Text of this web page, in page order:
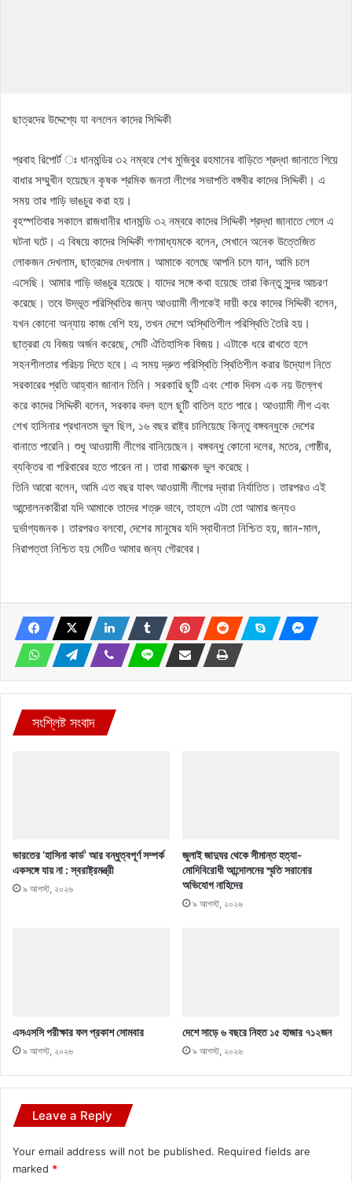
ছাত্রদের উদ্দেশ্যে যা বললেন কাদের সিদ্দিকী
প্রবাহ রিপোর্ট ঃ ধানমন্ডির ৩২ নম্বরে শেখ মুজিবুর রহমানের বাড়িতে শ্রদ্ধা জানাতে গিয়ে
বাধার সম্মুখীন হয়েছেন কৃষক শ্রমিক জনতা লীগের সভাপতি বঙ্গবীর কাদের সিদ্দিকী। এ
সময় তার গাড়ি ভাঙচুর করা হয়।
বৃহস্পতিবার সকালে রাজধানীর ধানমন্ডি ৩২ নম্বরে কাদের সিদ্দিকী শ্রদ্ধা জানাতে গেলে এ
ঘটনা ঘটে। এ বিষয়ে কাদের সিদ্দিকী গণমাধ্যমকে বলেন, সেখানে অনেক উত্তেজিত
লোকজন দেখলাম, ছাত্রদের দেখলাম। আমাকে বলেছে আপনি চলে যান, আমি চলে
এসেছি। আমার গাড়ি ভাঙচুর হয়েছে। যাদের সঙ্গে কথা হয়েছে তারা কিন্তু সুন্দর আচরণ
করেছে। তবে উদ্ভূত পরিস্থিতির জন্য আওয়ামী লীগকেই দায়ী করে কাদের সিদ্দিকী বলেন,
যখন কোনো অন্যায় কাজ বেশি হয়, তখন দেশে অস্থিতিশীল পরিস্থিতি তৈরি হয়।
ছাত্ররা যে বিজয় অর্জন করেছে, সেটি ঐতিহাসিক বিজয়। এটাকে ধরে রাখতে হলে
সহনশীলতার পরিচয় দিতে হবে। এ সময় দ্রুত পরিস্থিতি স্থিতিশীল করার উদ্যোগ নিতে
সরকারের প্রতি আহ্বান জানান তিনি। সরকারি ছুটি এবং শোক দিবস এক নয় উল্লেখ
করে কাদের সিদ্দিকী বলেন, সরকার বদল হলে ছুটি বাতিল হতে পারে। আওয়ামী লীগ এবং
শেখ হাসিনার প্রধানতম ভুল ছিল, ১৬ বছর রাষ্ট্র চালিয়েছে কিন্তু বঙ্গবন্ধুকে দেশের
বানাতে পারেনি। শুধু আওয়ামী লীগের বানিয়েছেন। বঙ্গবন্ধু কোনো দলের, মতের, গোষ্ঠীর,
ব্যক্তির বা পরিবারের হতে পারেন না। তারা মারাত্মক ভুল করেছে।
তিনি আরো বলেন, আমি এত বছর যাবৎ আওয়ামী লীগের দ্বারা নির্যাতিত। তারপরও এই
আন্দোলনকারীরা যদি আমাকে তাদের শত্রু ভাবে, তাহলে এটা তো আমার জন্যও
দুর্ভাগ্যজনক। তারপরও বলবো, দেশের মানুষের যদি স্বাধীনতা নিশ্চিত হয়, জান-মাল,
নিরাপত্তা নিশ্চিত হয় সেটিও আমার জন্য গৌরবের।
সংশ্লিষ্ট সংবাদ
ভারতের ‘হাসিনা কার্ড’ আর বন্ধুত্বপূর্ণ সম্পর্ক
একসঙ্গে যায় না : স্বরাষ্ট্রমন্ত্রী
৯ আগস্ট, ২০২৬
জুলাই জাদুঘর থেকে সীমান্ত হত্যা-
মোদিবিরোধী আন্দোলনের স্মৃতি সরানোর
অভিযোগ নাহিদের
৯ আগস্ট, ২০২৬
এসএসসি পরীক্ষার ফল প্রকাশ সোমবার
৯ আগস্ট, ২০২৬
দেশে সাড়ে ৬ বছরে নিহত ১৫ হাজার ৭১২জন
৯ আগস্ট, ২০২৬
Leave a Reply
Your email address will not be published. Required fields are
marked *